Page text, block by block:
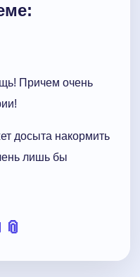
Причем очень
досыта накормить
лишь бы
📎